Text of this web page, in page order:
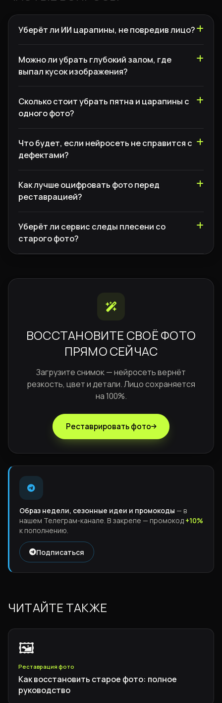
Уберёт ли ИИ царапины, не повредив лицо?
Можно ли убрать глубокий залом, где
выпал кусок изображения?
Сколько стоит убрать пятна и царапины с
одного фото?
Что будет, если нейросеть не справится с
дефектами?
Как лучше оцифровать фото перед
реставрацией?
Уберёт ли сервис следы плесени со
старого фото?
ВОССТАНОВИТЕ СВОЁ ФОТО
ПРЯМО СЕЙЧАС
Загрузите снимок — нейросеть вернёт
резкость, цвет и детали. Лицо сохраняется
на 100%.
Реставрировать фото
Образ недели, сезонные идеи и промокоды — в
нашем Телеграм-канале. В закрепе — промокод +10%
к пополнению.
Подписаться
ЧИТАЙТЕ ТАКЖЕ
🖼️
Реставрация фото
Как восстановить старое фото: полное
руководство